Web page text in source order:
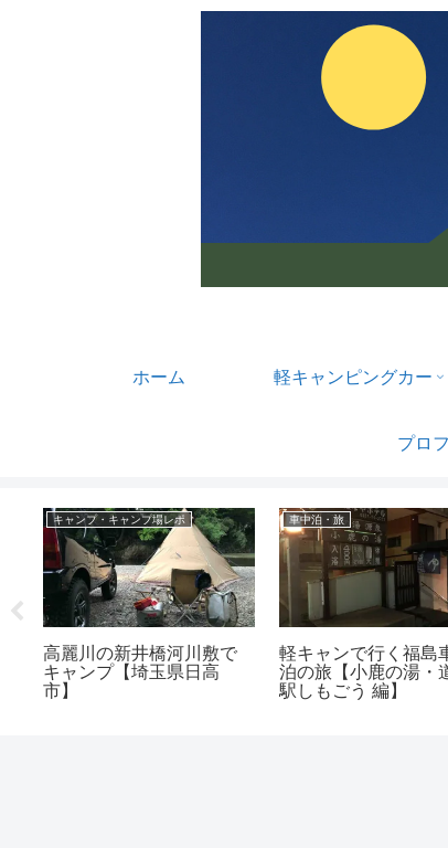
ホーム 軽キャンピングカー
プロ
キャンプ・キャンプ場レポ
高麗川の新井橋河川敷で
キャンプ【埼玉県日高
市】
車中泊・旅
軽キャンで行く福島
泊の旅【小鹿の湯・
駅しもごう 編】